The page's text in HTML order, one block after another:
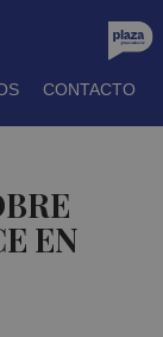
CONTACTO
EN